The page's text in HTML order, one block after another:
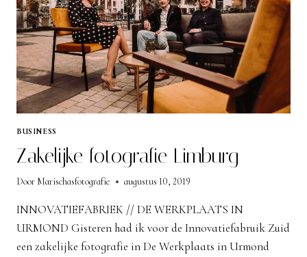
BUSINESS
Zakelijke fotografie Limburg
Door Marischasfotografie augustus 10, 2019
INNOVATIEFABRIEK // DE WERKPLAATS IN
URMOND Gisteren had ik voor de Innovatiefabruik Zuid
een zakelijke fotografie in De Werkplaats in Urmond